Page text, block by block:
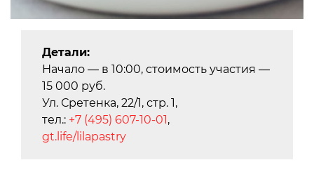
Детали:
Начало — в 10:00, стоимость участия —
15 000 руб.
Ул. Сретенка, 22/1, стр. 1,
тел.: +7 (495) 607-10-01 ,
gt.life/lilapastry